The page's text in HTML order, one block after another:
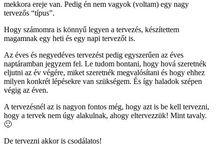
mekkora ereje van. Pedig én nem vagyok (voltam) egy nagy
tervezős “típus”.
Hogy számomra is könnyű legyen a tervezés, készítettem
magamnak egy heti és egy napi tervezőt is.
Az éves és negyedéves tervezést pedig egyszerűen az éves
naptáramban jegyzem fel. Le tudom bontani, hogy hová szeretnék
eljutni az év végére, miket szeretnék megvalósítani és hogy ehhez
milyen konkrét lépésekre van szükségem. És így haladok szépen
végig az éven.
A tervezésnél az is nagyon fontos még, hogy azt is be kell tervezni,
hogy a tervek nem úgy alakulnak, ahogy eltervezzük! Mint tavaly.
🙂
De tervezni akkor is csodálatos!